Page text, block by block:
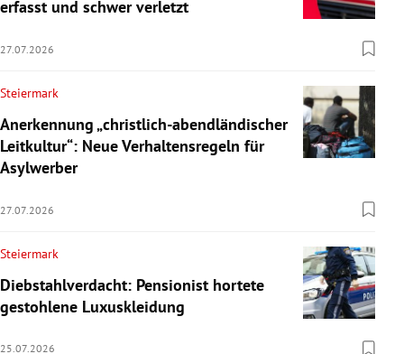
erfasst und schwer verletzt
27.07.2026
Steiermark
Anerkennung „christlich-abendländischer
Leitkultur“: Neue Verhaltensregeln für
Asylwerber
27.07.2026
Steiermark
Diebstahlverdacht: Pensionist hortete
gestohlene Luxuskleidung
25.07.2026